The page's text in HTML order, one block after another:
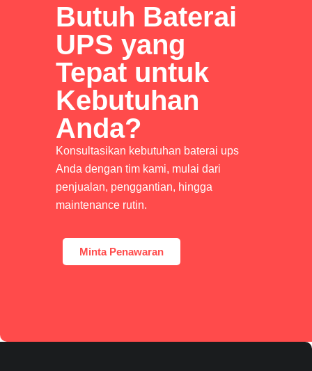
Butuh Baterai
UPS yang
Tepat untuk
Kebutuhan
Anda?
Konsultasikan kebutuhan baterai ups
Anda dengan tim kami, mulai dari
penjualan, penggantian, hingga
maintenance rutin.
Minta Penawaran